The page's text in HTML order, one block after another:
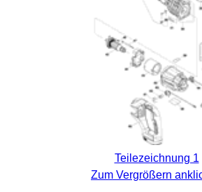
Teilezeichnung 1
Zum Vergrößern